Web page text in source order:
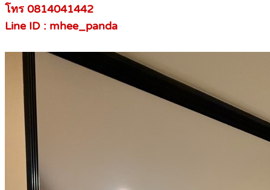
โทร 0814041442
Line ID : mhee_panda